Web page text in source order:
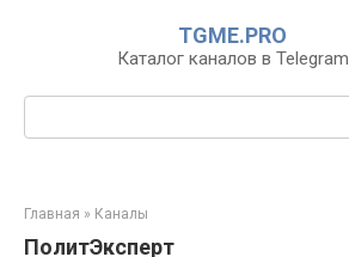
TGME.PRO
Каталог каналов в Telegram
Поиск:
Главная » Каналы
ПолитЭксперт